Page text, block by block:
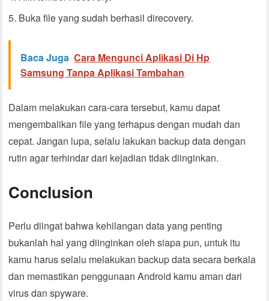
Buka file yang sudah berhasil direcovery.
Baca Juga Cara Mengunci Aplikasi Di Hp
Samsung Tanpa Aplikasi Tambahan
Dalam melakukan cara-cara tersebut, kamu dapat
mengembalikan file yang terhapus dengan mudah dan
cepat. Jangan lupa, selalu lakukan backup data dengan
rutin agar terhindar dari kejadian tidak diinginkan.
Conclusion
Perlu diingat bahwa kehilangan data yang penting
bukanlah hal yang diinginkan oleh siapa pun, untuk itu
kamu harus selalu melakukan backup data secara berkala
dan memastikan penggunaan Android kamu aman dari
virus dan spyware.